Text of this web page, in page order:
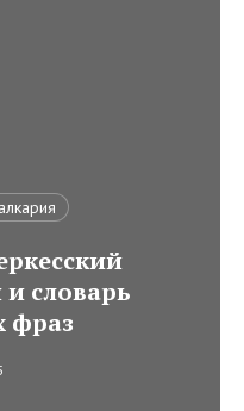
словарь
фраз